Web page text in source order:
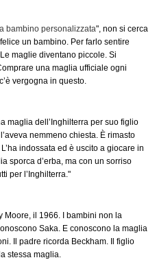
bambino personalizzata", non si cerca
un bambino. Per farlo sentire
maglie diventano piccole. Si
una maglia ufficiale ogni
vergogna in questo.
maglia dell’Inghilterra per suo figlio
nemmeno chiesta. È rimasto
indossata ed è uscito a giocare in
sporca d’erba, ma con un sorriso
per l’Inghilterra."
Moore, il 1966. I bambini non la
Saka. E conoscono la maglia
Il padre ricorda Beckham. Il figlio
stessa maglia.